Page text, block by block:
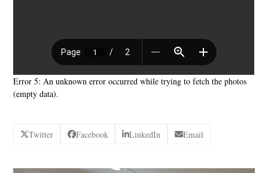
Error 5: An unknown error occurred while trying to fetch the photos
(empty data).
Twitter Facebook LinkedIn Email